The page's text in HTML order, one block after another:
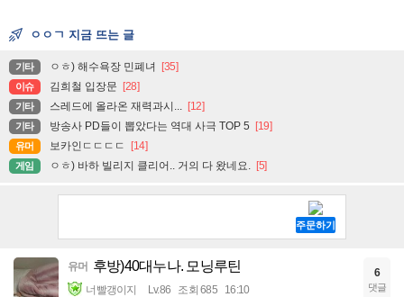
ㅇㅇㄱ 지금 뜨는 글
기타 ㅇㅎ) 해수욕장 민폐녀 [35]
이슈 김희철 입장문 [28]
기타 스레드에 올라온 재력과시... [12]
기타 방송사 PD들이 뽑았다는 역대 사극 TOP 5 [19]
유머 보카인ㄷㄷㄷㄷ [14]
게임 ㅇㅎ) 바하 빌리지 클리어.. 거의 다 왔네요. [5]
유머 후방)40대누나. 모닝루틴
너빨갱이지 Lv.86 조회 685 16:10
6
댓글